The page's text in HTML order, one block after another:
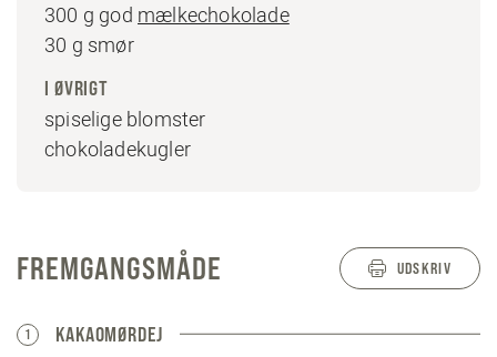
300 g god mælkechokolade
30 g smør
I ØVRIGT
spiselige blomster
chokoladekugler
FREMGANGSMÅDE UDSKRIV
1 KAKAOMØRDEJ